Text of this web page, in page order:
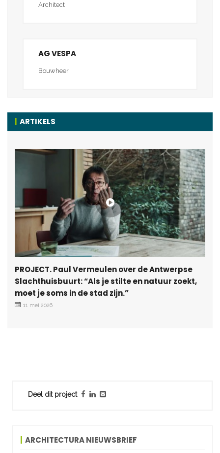
Deel dit project
ARCHITECTURA NIEUWSBRIEF
Architect
AG VESPA
Bouwheer
ARTIKELS
PROJECT. Paul Vermeulen over de Antwerpse
Slachthuisbuurt: “Als je stilte en natuur zoekt,
moet je soms in de stad zijn.”
11 mei 2026